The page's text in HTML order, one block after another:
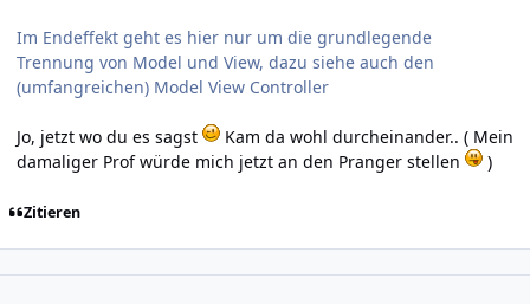
Im Endeffekt geht es hier nur um die grundlegende
Trennung von Model und View, dazu siehe auch den
(umfangreichen) Model View Controller
Jo, jetzt wo du es sagst
Kam da wohl durcheinander.. ( Mein
damaliger Prof würde mich jetzt an den Pranger stellen
)
Zitieren